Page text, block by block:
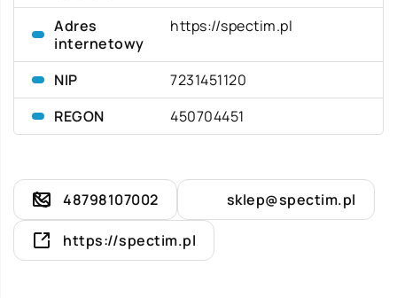
Adres
internetowy
https://spectim.pl
NIP
7231451120
REGON
450704451
48798107002 sklep@spectim.pl
https://spectim.pl